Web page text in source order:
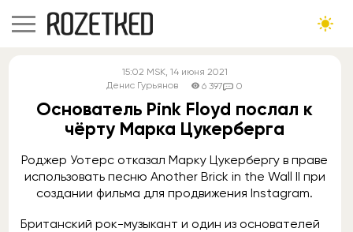
15:02 MSK, 14 июня 2021
Денис Гурьянов
6 397 0
Основатель Pink Floyd послал к
чёрту Марка Цукерберга
Роджер Уотерс отказал Марку Цукербергу в праве
использовать песню Another Brick in the Wall II при
создании фильма для продвижения Instagram.
Британский рок-музыкант и один из основателей